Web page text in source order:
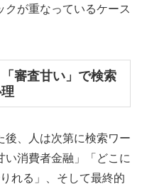
クが重なっているケース
審査甘い」で検索
後、人は次第に検索ワー
い消費者金融」「どこに
れる」、そして最終的